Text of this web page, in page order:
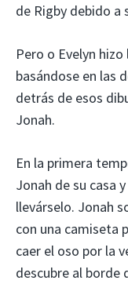
de Rigby debido a
Pero o Evelyn
basándose en las
detrás de esos
Jonah.
En la primera
Jonah de su casa
llevárselo. Jonah
con una camiseta
caer el oso por la
descubre al borde